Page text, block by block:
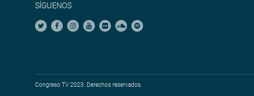
SÍGUENOS
Congreso TV 2023. Derechos reservados.